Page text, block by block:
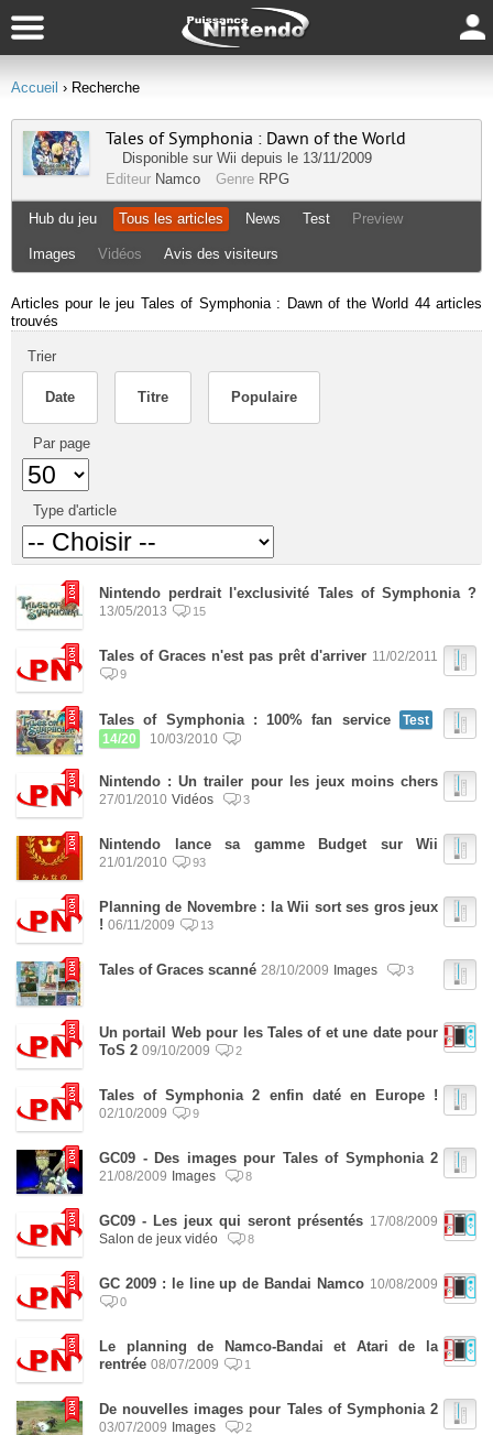
Accueil › Recherche
Tales of Symphonia : Dawn of the World
Disponible sur Wii depuis le 13/11/2009
Editeur Namco Genre RPG
Hub du jeu Tous les articles News Test Preview
Images Vidéos Avis des visiteurs
Articles pour le jeu Tales of Symphonia : Dawn of the World 44 articles
trouvés
Trier
Date Titre Populaire
Par page
Type d'article
Nintendo perdrait l'exclusivité Tales of Symphonia ?
13/05/2013 15
Tales of Graces n'est pas prêt d'arriver 11/02/2011
9
Tales of Symphonia : 100% fan service
Test
14/20
10/03/2010
Nintendo : Un trailer pour les jeux moins chers
27/01/2010 Vidéos 3
Nintendo lance sa gamme Budget sur Wii
21/01/2010 93
Planning de Novembre : la Wii sort ses gros jeux
! 06/11/2009 13
Tales of Graces scanné 28/10/2009 Images 3
Un portail Web pour les Tales of et une date pour
ToS 2 09/10/2009 2
Tales of Symphonia 2 enfin daté en Europe !
02/10/2009 9
GC09 - Des images pour Tales of Symphonia 2
21/08/2009 Images 8
GC09 - Les jeux qui seront présentés 17/08/2009
Salon de jeux vidéo
8
GC 2009 : le line up de Bandai Namco 10/08/2009
0
Le planning de Namco-Bandai et Atari de la
rentrée 08/07/2009 1
De nouvelles images pour Tales of Symphonia 2
03/07/2009 Images 2